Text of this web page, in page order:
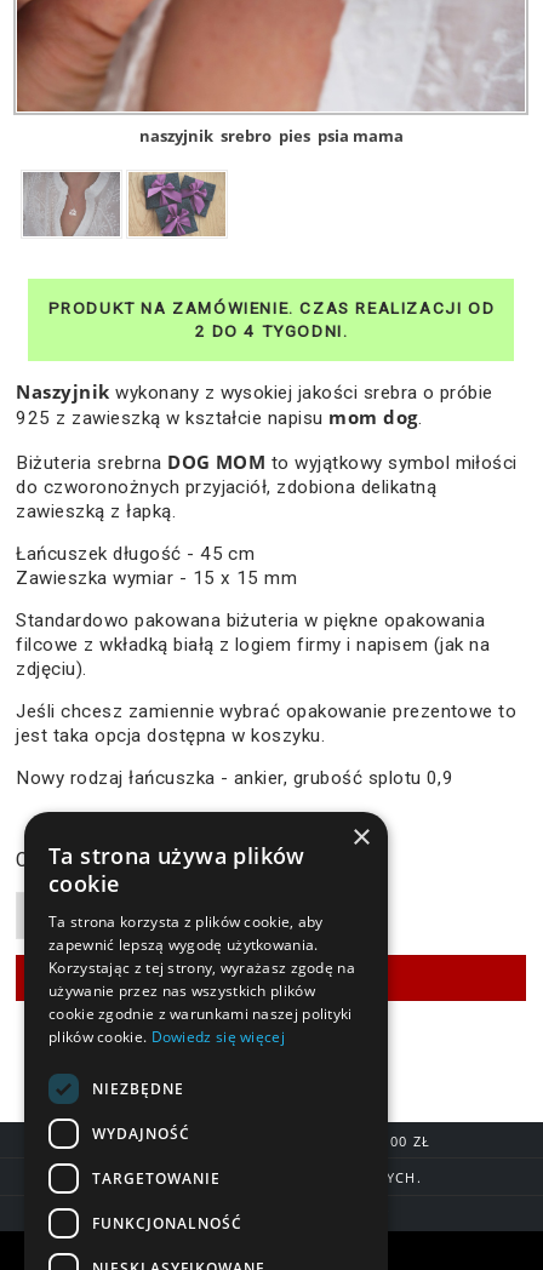
naszyjnik srebro pies psia mama
Naszyjnikwykonany z wysokiej jakości srebra o próbie
925 z zawieszką w kształcie napisu mom dog.
Biżuteria srebrna DOG MOM to wyjątkowy symbol miłości
do czworonożnych przyjaciół, zdobiona delikatną
zawieszką z łapką.
Łańcuszek długość - 45 cm
Zawieszka wymiar - 15 x 15 mm
Standardowo pakowana biżuteria w piękne opakowania
filcowe z wkładką białą z logiem firmy i napisem (jak na
zdjęciu).
Jeśli chcesz zamiennie wybrać opakowanie prezentowe to
jest taka opcja dostępna w koszyku.
Nowy rodzaj łańcuszka - ankier, grubość splotu 0,9
Cena: 119,90 zł
DARMOWA DOSTAWA OD 200,00 ZŁ
DOSTAWA DO 7 DNI ROBOCZYCH.
BLIK, SZYBKIE PRZELEWY
Warunki zakupów
×
Ta strona używa plików
cookie
Ta strona korzysta z plików cookie, aby
zapewnić lepszą wygodę użytkowania.
Korzystając z tej strony, wyrażasz zgodę na
używanie przez nas wszystkich plików
cookie zgodnie z warunkami naszej polityki
plików cookie. Dowiedz się więcej
NIEZBĘDNE
WYDAJNOŚĆ
TARGETOWANIE
FUNKCJONALNOŚĆ